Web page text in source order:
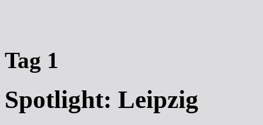
Tag 1
Spotlight: Leipzig